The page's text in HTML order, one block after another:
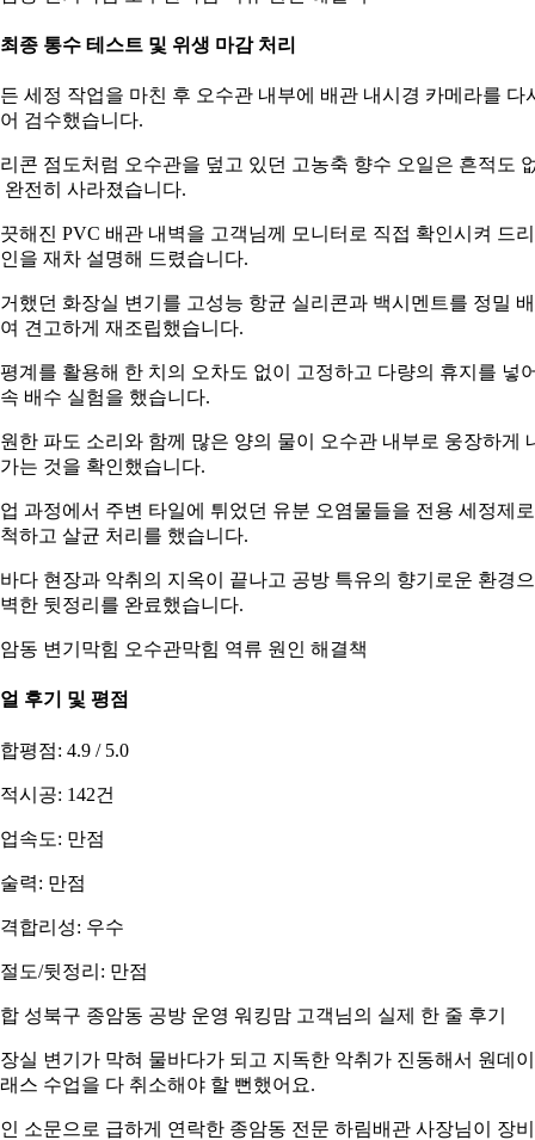
종 통수 테스트 및 위생 마감 처리
세정 작업을 마친 후 오수관 내부에 배관 내시경 카메라를 다
검수했습니다.
콘 점도처럼 오수관을 덮고 있던 고농축 향수 오일은 흔적도
완전히 사라졌습니다.
해진 PVC 배관 내벽을 고객님께 모니터로 직접 확인시켜 드
을 재차 설명해 드렸습니다.
했던 화장실 변기를 고성능 항균 실리콘과 백시멘트를 정밀
견고하게 재조립했습니다.
계를 활용해 한 치의 오차도 없이 고정하고 다량의 휴지를 넣
배수 실험을 했습니다.
한 파도 소리와 함께 많은 양의 물이 오수관 내부로 웅장하게
는 것을 확인했습니다.
과정에서 주변 타일에 튀었던 유분 오염물들을 전용 세정제로
하고 살균 처리를 했습니다.
다 현장과 악취의 지옥이 끝나고 공방 특유의 향기로운 환경
한 뒷정리를 완료했습니다.
동 변기막힘 오수관막힘 역류 원인 해결책
후기 및 평점
평점: 4.9 / 5.0
시공: 142건
속도: 만점
력: 만점
합리성: 우수
도/뒷정리: 만점
성북구 종암동 공방 운영 워킹맘 고객님의 실제 한 줄 후기
실 변기가 막혀 물바다가 되고 지독한 악취가 진동해서 원데이
스 수업을 다 취소해야 할 뻔했어요.
소문으로 급하게 연락한 종암동 전문 하림배관 사장님이 장